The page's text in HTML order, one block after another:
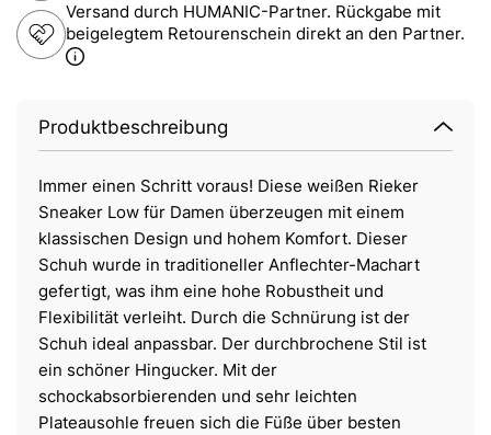
Versand durch HUMANIC-Partner. Rückgabe mit
beigelegtem Retourenschein direkt an den Partner.
Produktbeschreibung
Immer einen Schritt voraus! Diese weißen Rieker
Sneaker Low für Damen überzeugen mit einem
klassischen Design und hohem Komfort. Dieser
Schuh wurde in traditioneller Anflechter-Machart
gefertigt, was ihm eine hohe Robustheit und
Flexibilität verleiht. Durch die Schnürung ist der
Schuh ideal anpassbar. Der durchbrochene Stil ist
ein schöner Hingucker. Mit der
schockabsorbierenden und sehr leichten
Plateausohle freuen sich die Füße über besten